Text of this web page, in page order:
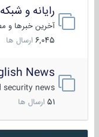
رایانه و شبکه
آخرین خبرها و
6,045 ارسال ها
News
security news
51 ارسال ها